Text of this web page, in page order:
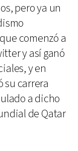
pero ya un
comenzó a
y así ganó
y en
su carrera
a dicho
de Qatar